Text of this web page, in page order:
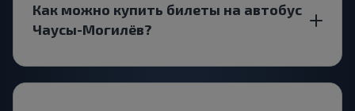
Как можно купить билеты на автобус
Чаусы-Могилёв?